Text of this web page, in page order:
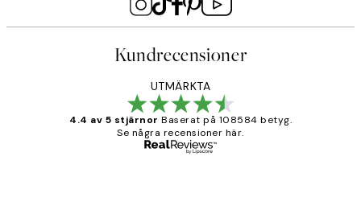
Kundrecensioner
UTMÄRKTA
4.4 av 5 stjärnor Baserat på 108584 betyg.
Se några recensioner här.